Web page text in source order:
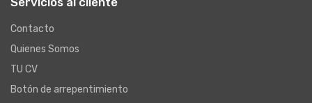
Contacto
Quienes Somos
TU CV
Botón de arrepentimiento